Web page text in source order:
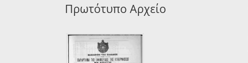
Πρωτότυπο Αρχείο